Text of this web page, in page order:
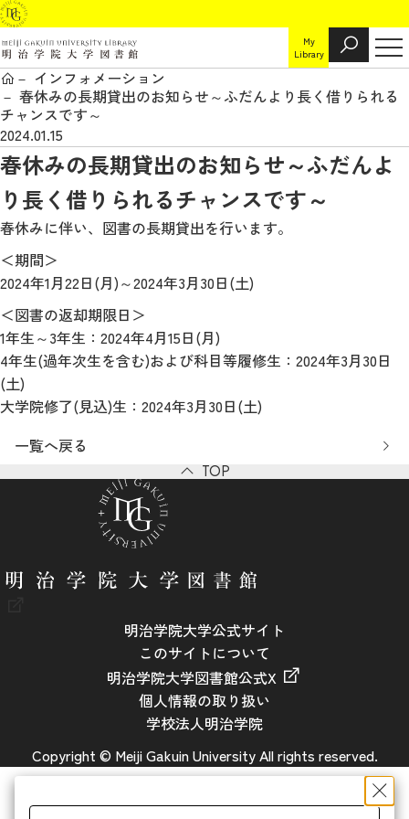
My
Library
インフォメーション
春休みの長期貸出のお知らせ～ふだんより長く借りられる
チャンスです～
2024.01.15
春休みの長期貸出のお知らせ～ふだんよ
り長く借りられるチャンスです～
春休みに伴い、図書の長期貸出を行います。
＜期間＞
2024年1月22日(月)～2024年3月30日(土)
＜図書の返却期限日＞
1年生～3年生：2024年4月15日(月)
4年生(過年次生を含む)および科目等履修生：2024年3月30日
(土)
大学院修了(見込)生：2024年3月30日(土)
一覧へ戻る
TOP
明治学院大学公式サイト
このサイトについて
明治学院大学図書館公式X
個人情報の取り扱い
学校法人明治学院
Copyright © Meiji Gakuin University All rights reserved.